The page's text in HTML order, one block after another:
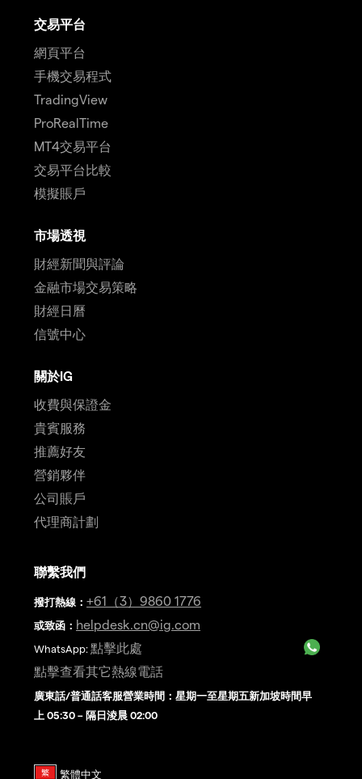
交易平台
網頁平台
手機交易程式
TradingView
ProRealTime
MT4交易平台
交易平台比較
模擬賬戶
市場透視
財經新聞與評論
金融市場交易策略
財經日曆
信號中心
關於IG
收費與保證金
貴賓服務
推薦好友
營銷夥伴
公司賬戶
代理商計劃
聯繫我們
撥打熱線 ： +61（3）9860 1776
或致函： helpdesk.cn@ig.com
WhatsApp: 點擊此處
點擊查看其它熱線電話
廣東話/普通話客服營業時間：星期一至星期五新加坡時間早
上 05:30 – 隔日淩晨 02:00